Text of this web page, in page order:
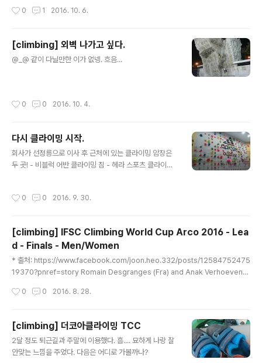
0 1 2016. 10. 6.
[climbing] 외벽 나가고 싶다.
@_@ 같이 다닐만한 이가 없넹. 흐음...
0 0 2016. 10. 4.
다시 클라이밍 시작.
회사가 선정릉으로 이사 후 근처에 있는 클라이밍 암장은
두 곳! - 비블럭 어반 클라이밍 짐 - 헤라 스포츠 클라이밍
가 다시 하려니 힘듦... 젊은 층이 많은 편이고.... 월요일, 수
0 0 2016. 9. 30.
[climbing] IFSC Climbing World Cup Arco 2016 - Lea
d - Finals - Men/Women
* 출처: https://www.facebook.com/joon.heo.332/posts/12584752475
19370?pnref=story Romain Desgranges (Fra) and Anak Verhoeven
estival 2016 in Arco, Italy. Jakob Schubert (Aut) and Jain Kim (Kor) pla
rd.오늘 새벽, 이태리 아르코에서 열린 IFSC 5차 월드컵 리드경기에서 한국의 김자
인선수가 2위를 차지하였습니다.1..
0 0 2016. 8. 28.
[climbing] 더코아클라이밍 TCC
2달 정도 퇴근길과 주말에 이용했다. 흠.... 묘하게 나랑 잘
안맞는 느낌을 주었다. 다음은 어디로 가볼까나?